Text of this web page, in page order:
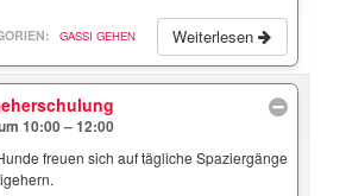
Weiterlesen
GASSI GEHEN
10:00 – 12:00
freuen sich auf tägliche Spaziergänge